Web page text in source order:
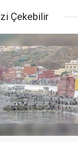
Çekebilir